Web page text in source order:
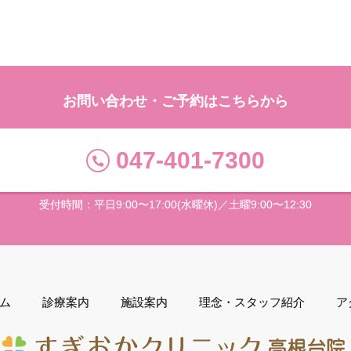
お問い合わせ・ご予約はこちらから
047-401-7300
受付時間：平日9:00〜17:00(水曜休)／土曜9:00〜12:30
診療案内 施設案内 理念・スタッフ紹介 ア